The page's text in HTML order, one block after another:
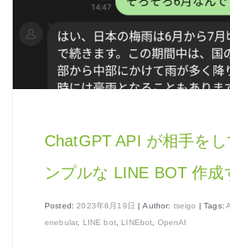
はじめよう、enebular (4)
はじめよう、enebular (5)
ノーコードで地図アプリ制作を
Node-REDの基本的な使い方
ChatGPT API が相手を
ンプルな LINE BOT 作成
Posted:2023年6月19日 | Author: tseigo | Tags:
enebular, LINE bot, LINEbot, OpenAI